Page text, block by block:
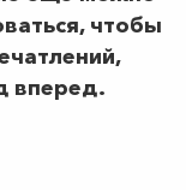
чтобы
вперед.